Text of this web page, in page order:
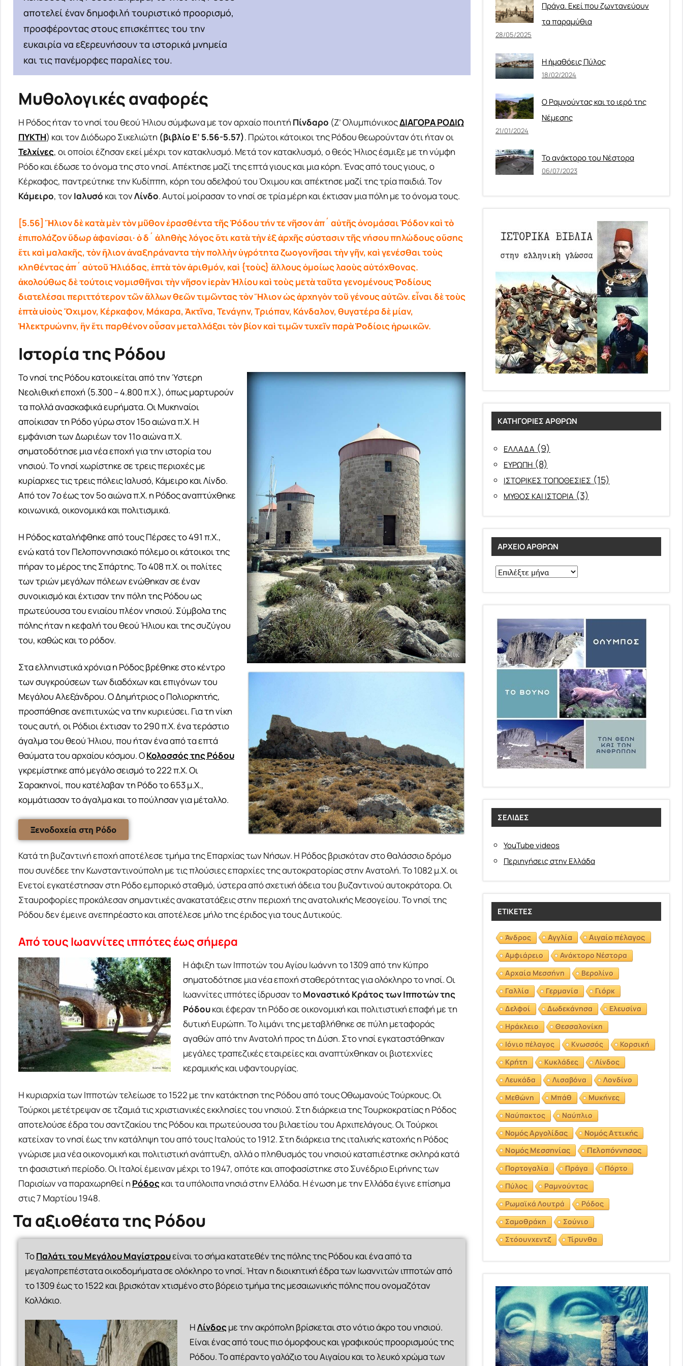
αποτελεί έναν δημοφιλή τουριστικό προορισμό,
προσφέροντας στους επισκέπτες του την
ευκαιρία να εξερευνήσουν τα ιστορικά μνημεία
και τις πανέμορφες παραλίες του.
Μυθολογικές αναφορές
Η Ρόδος ήταν το νησί του θεού Ήλιου σύμφωνα με τον αρχαίο ποιητή Πίνδαρο (Ζ’ ΟλυμπιόνικοςΔΙΑΓΟΡΑ ΡΟΔΙΩ
ΠΥΚΤΗ) και τον Διόδωρο Σικελιώτη (βιβλίο Ε’ 5.56-5.57). Πρώτοι κάτοικοι της Ρόδου θεωρούνταν ότι ήταν οι
Τελχίνες, οι οποίοι έζησαν εκεί μέχρι τον κατακλυσμό. Μετά τον κατακλυσμό, ο θεός Ήλιος έσμιξε με τη νύμφη
Ρόδο και έδωσε το όνομα της στο νησί. Απέκτησε μαζί της επτά γιους και μια κόρη. Ένας από τους γιους, ο
Κέρκαφος, παντρεύτηκε την Κυδίππη, κόρη του αδελφού του Όχιμου και απέκτησε μαζί της τρία παιδιά. Τον
Κάμειρο, τον Ιαλυσό και τονΛίνδο. Αυτοί μοίρασαν το νησί σε τρία μέρη και έκτισαν μια πόλη με το όνομα τους.
[5.56] Ἥλιον δὲ κατὰ μὲν τὸν μῦθον ἐρασθέντα τῆς Ῥόδου τήν τε νῆσον ἀπ´ αὐτῆς ὀνομάσαι Ῥόδον καὶ τὸ
ἐπιπολάζον ὕδωρ ἀφανίσαι· ὁ δ´ ἀληθὴς λόγος ὅτι κατὰ τὴν ἐξ ἀρχῆς σύστασιν τῆς νήσου πηλώδους οὔσης
ἔτι καὶ μαλακῆς, τὸν ἥλιον ἀναξηράναντα τὴν πολλὴν ὑγρότητα ζωογονῆσαι τὴν γῆν, καὶ γενέσθαι τοὺς
κληθέντας ἀπ´ αὐτοῦ Ἡλιάδας, ἑπτὰ τὸν ἀριθμόν, καὶ {τοὺς} ἄλλους ὁμοίως λαοὺς αὐτόχθονας.
ἀκολούθως δὲ τούτοις νομισθῆναι τὴν νῆσον ἱερὰν Ἡλίου καὶ τοὺς μετὰ ταῦτα γενομένους Ῥοδίους
διατελέσαι περιττότερον τῶν ἄλλων θεῶν τιμῶντας τὸν Ἥλιον ὡς ἀρχηγὸν τοῦ γένους αὐτῶν. εἶναι δὲ τοὺς
ἑπτὰ υἱοὺς Ὄχιμον, Κέρκαφον, Μάκαρα, Ἀκτῖνα, Τενάγην, Τριόπαν, Κάνδαλον, θυγατέρα δὲ μίαν,
Ἠλεκτρυώνην, ἣν ἔτι παρθένον οὖσαν μεταλλάξαι τὸν βίον καὶ τιμῶν τυχεῖν παρὰ Ῥοδίοις ἡρωικῶν.
Ιστορία της Ρόδου
Το νησί της Ρόδου κατοικείται από την Ύστερη
Νεολιθική εποχή (5.300 – 4.800 π.Χ.), όπως μαρτυρούν
τα πολλά ανασκαφικά ευρήματα. Οι Μυκηναίοι
αποίκισαν τη Ρόδο γύρω στον 15ο αιώνα π.Χ. Η
εμφάνιση των Δωριέων τον 11ο αιώνα π.Χ.
σηματοδότησε μια νέα εποχή για την ιστορία του
νησιού. Το νησί χωρίστηκε σε τρεις περιοχές με
κυρίαρχες τις τρεις πόλεις Ιαλυσό, Κάμειρο και Λίνδο.
Από τον 7ο έως τον 5ο αιώνα π.Χ. η Ρόδος αναπτύχθηκε
κοινωνικά, οικονομικά και πολιτισμικά.
Η Ρόδος καταλήφθηκε από τους Πέρσες το 491 π.Χ.,
ενώ κατά τον Πελοποννησιακό πόλεμο οι κάτοικοι της
πήραν το μέρος της Σπάρτης. Το 408 π.Χ. οι πολίτες
των τριών μεγάλων πόλεων ενώθηκαν σε έναν
συνοικισμό και έχτισαν την πόλη της Ρόδου ως
πρωτεύουσα του ενιαίου πλέον νησιού. Σύμβολα της
πόλης ήταν η κεφαλή του θεού Ήλιου και της συζύγου
του, καθώς και το ρόδον.
Στα ελληνιστικά χρόνια η Ρόδος βρέθηκε στο κέντρο
των συγκρούσεων των διαδόχων και επιγόνων του
Μεγάλου Αλεξάνδρου. Ο Δημήτριος ο Πολιορκητής,
προσπάθησε ανεπιτυχώς να την κυριεύσει. Για τη νίκη
τους αυτή, οι Ρόδιοι έχτισαν το 290 π.Χ. ένα τεράστιο
άγαλμα του θεού Ήλιου, που ήταν ένα από τα επτά
θαύματα του αρχαίου κόσμου. ΟΚολοσσός της Ρόδου
γκρεμίστηκε από μεγάλο σεισμό το 222 π.Χ. Οι
Σαρακηνοί, που κατέλαβαν τη Ρόδο το 653 μ.Χ.,
κομμάτιασαν το άγαλμα και το πούλησαν για μέταλλο.
Ξενοδοχεία στη Ρόδο
Κατά τη βυζαντινή εποχή αποτέλεσε τμήμα της Επαρχίας των Νήσων. Η Ρόδος βρισκόταν στο θαλάσσιο δρόμο
που συνέδεε την Κωνσταντινούπολη με τις πλούσιες επαρχίες της αυτοκρατορίας στην Ανατολή. Το 1082 μ.Χ. οι
Ενετοί εγκατέστησαν στη Ρόδο εμπορικό σταθμό, ύστερα από σχετική άδεια του βυζαντινού αυτοκράτορα. Οι
Σταυροφορίες προκάλεσαν σημαντικές ανακατατάξεις στην περιοχή της ανατολικής Μεσογείου. Το νησί της
Ρόδου δεν έμεινε ανεπηρέαστο και αποτέλεσε μήλο της έριδος για τους Δυτικούς.
Από τους Ιωαννίτες ιππότες έως σήμερα
Η άφιξη των Ιπποτών του Αγίου Ιωάννη το 1309 από την Κύπρο
σηματοδότησε μια νέα εποχή σταθερότητας για ολόκληρο το νησί. Οι
Ιωαννίτες ιππότες ίδρυσαν τοΜοναστικό Κράτος των Ιπποτών της
Ρόδουκαι έφεραν τη Ρόδο σε οικονομική και πολιτιστική επαφή με τη
δυτική Ευρώπη. Το λιμάνι της μεταβλήθηκε σε πύλη μεταφοράς
αγαθών από την Ανατολή προς τη Δύση. Στο νησί εγκαταστάθηκαν
μεγάλες τραπεζικές εταιρείες και αναπτύχθηκαν οι βιοτεχνίες
κεραμικής και υφαντουργίας.
Η κυριαρχία των Ιπποτών τελείωσε το 1522 με την κατάκτηση της Ρόδου από τους Οθωμανούς Τούρκους. Οι
Τούρκοι μετέτρεψαν σε τζαμιά τις χριστιανικές εκκλησίες του νησιού. Στη διάρκεια της Τουρκοκρατίας η Ρόδος
αποτελούσε έδρα του σαντζακίου της Ρόδου και πρωτεύουσα του βιλαετίου του Αρχιπελάγους. Οι Τούρκοι
κατείχαν το νησί έως την κατάληψη του από τους Ιταλούς το 1912. Στη διάρκεια της ιταλικής κατοχής η Ρόδος
γνώρισε μια νέα οικονομική και πολιτιστική ανάπτυξη, αλλά ο πληθυσμός του νησιού καταπιέστηκε σκληρά κατά
τη φασιστική περίοδο. Οι Ιταλοί έμειναν μέχρι το 1947, οπότε και αποφασίστηκε στο Συνέδριο Ειρήνης των
Παρισίων να παραχωρηθεί η Ρόδος και τα υπόλοιπα νησιά στην Ελλάδα. Η ένωση με την Ελλάδα έγινε επίσημα
στις 7 Μαρτίου 1948.
Τα αξιοθέατα της Ρόδου
ΤοΠαλάτι του Μεγάλου Μαγίστρουείναι το σήμα κατατεθέν της πόλης της Ρόδου και ένα από τα
μεγαλοπρεπέστατα οικοδομήματα σε ολόκληρο το νησί. Ήταν η διοικητική έδρα των Ιωαννιτών ιπποτών από
το 1309 έως το 1522 και βρισκόταν χτισμένο στο βόρειο τμήμα της μεσαιωνικής πόλης που ονομαζόταν
Κολλάκιο.
ΗΛίνδος με την ακρόπολη βρίσκεται στο νότιο άκρο του νησιού.
Είναι ένας από τους πιο όμορφους και γραφικούς προορισμούς της
Ρόδου. Το απέραντο γαλάζιο του Αιγαίου και το λευκό χρώμα των
Πράγα. Εκεί που ζωντανεύουν
τα παραμύθια
28/05/2025
Η ἠμαθόεις Πύλος
18/02/2024
Ο Ραμνούντας και το ιερό της
Νέμεσης
21/01/2024
Το ανάκτορο του Νέστορα
06/07/2023
ΚΑΤΗΓΟΡΊΕΣ ΆΡΘΡΩΝ
ΕΛΛΑΔΑ (9)
ΕΥΡΩΠΗ (8)
ΙΣΤΟΡΙΚΕΣ ΤΟΠΟΘΕΣΙΕΣ (15)
ΜΥΘΟΣ ΚΑΙ ΙΣΤΟΡΙΑ (3)
ΑΡΧΕΊΟ ΆΡΘΡΩΝ
ΣΕΛΊΔΕΣ
YouTube videos
Περιηγήσεις στην Ελλάδα
ΕΤΙΚΈΤΕΣ
Άνδρος Αγγλία Αιγαίο πέλαγος
Αμφιάρειο
Ανάκτορο Νέστορα
Αρχαία Μεσσήνη
Βερολίνο
Γαλλία
Γερμανία
Γιόρκ
Δελφοί
Δωδεκάνησα
Ελευσίνα
Ηράκλειο
Θεσσαλονίκη
Ιόνιο πέλαγος
Κνωσσός
Κορσική
Κρήτη
Κυκλάδες
Λίνδος
Λευκάδα
Λισαβόνα
Λονδίνο
Μεθώνη
Μπάθ
Μυκήνες
Ναύπακτος
Ναύπλιο
Νομός Αργολίδας
Νομός Αττικής
Νομός Μεσσηνίας
Πελοπόννησος
Πορτογαλία Πράγα
Πόρτο
Πύλος
Ραμνούντας
Ρωμαϊκά Λουτρά
Ρόδος
Σαμοθράκη
Σούνιο
Στόουνχεντζ
Τίρυνθα